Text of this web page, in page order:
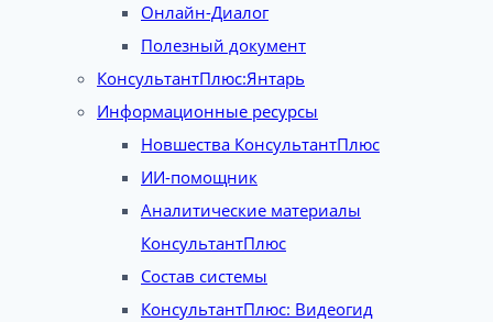
Онлайн-Диалог
Полезный документ
КонсультантПлюс:Янтарь
Информационные ресурсы
Новшества КонсультантПлюс
ИИ-помощник
Аналитические материалы
КонсультантПлюс
Состав системы
КонсультантПлюс: Видеогид